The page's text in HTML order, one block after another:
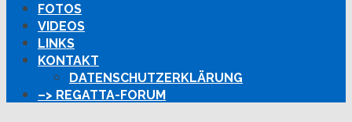
FOTOS
VIDEOS
LINKS
KONTAKT
DATENSCHUTZERKLÄRUNG
–> REGATTA-FORUM